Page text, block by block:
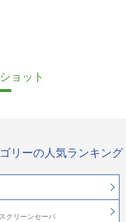
ョット
リーの人気ランキング
クリーンセーバ